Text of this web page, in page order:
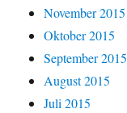
November 2015
Oktober 2015
September 2015
August 2015
Juli 2015